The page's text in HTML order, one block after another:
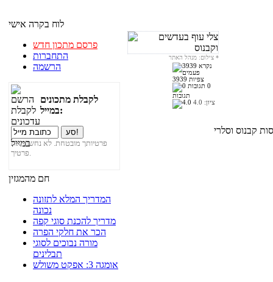
לוח בקרה אישי
פרסם מתכון חדש
התחברות
הרשמה
לקבלת מתכונים
במייל:
פרטיותך מובטחת. לא נחשוף את
פרטיך.
חם מהמגזין
המדריך המלא לתזונה
נכונה
מדריך להכנת סוגי קפה
הכר את חלקי הפרה
מורה נבוכים לסוגי
תבלינים
אומגה 3: אפקט משולש
*
3939 צפיות
0
תגובות
ציון: 4.0